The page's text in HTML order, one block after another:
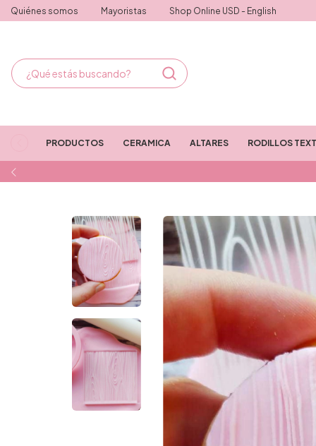
Quiénes somos Mayoristas Shop Online USD - English
PRODUCTOS CERAMICA ALTARES RODILLOS